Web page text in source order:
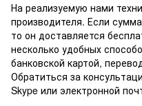
На реализуемую нами
производителя. Если
то он доставляется
несколько удобных
банковской картой,
Обратиться за
Skype или электронной